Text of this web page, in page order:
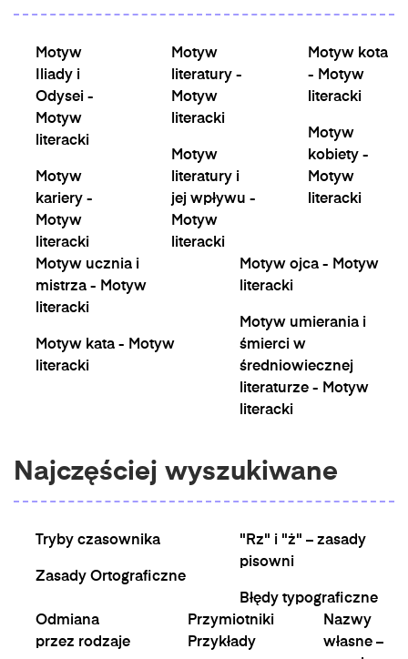
Motyw
Iliady i
Odysei -
Motyw
literacki
Motyw
kariery -
Motyw
literacki
Motyw
literatury -
Motyw
literacki
Motyw
literatury i
jej wpływu -
Motyw
literacki
Motyw kota
- Motyw
literacki
Motyw
kobiety -
Motyw
literacki
Motyw ucznia i
mistrza - Motyw
literacki
Motyw kata - Motyw
literacki
Motyw ojca - Motyw
literacki
Motyw umierania i
śmierci w
średniowiecznej
literaturze - Motyw
literacki
Najczęściej wyszukiwane
Tryby czasownika
Zasady Ortograficzne
"Rz" i "ż" – zasady
pisowni
Błędy typograficzne
Odmiana
przez rodzaje
Przymiotniki
Przykłady
Nazwy
własne –